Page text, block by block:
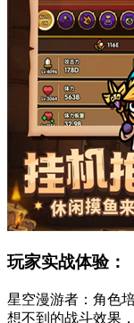
玩家实战体验：
星空漫游者：角色
想不到的战斗效果